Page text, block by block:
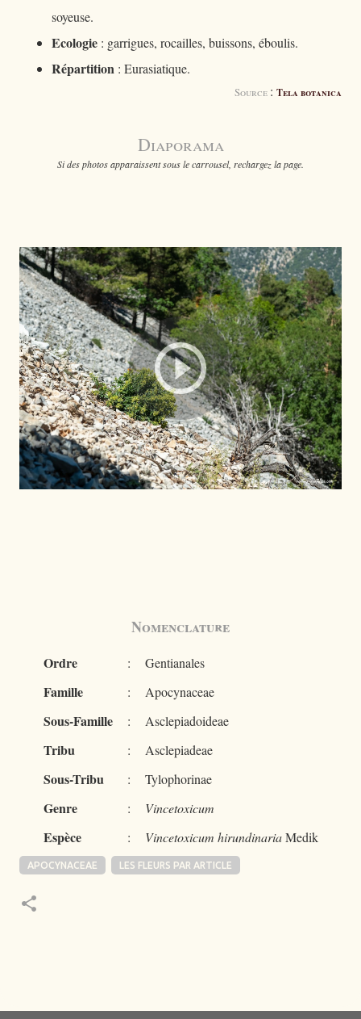
soyeuse.
Ecologie : garrigues, rocailles, buissons, éboulis.
Répartition : Eurasiatique.
Source : Tela botanica
Diaporama
Si des photos apparaissent sous le carrousel, rechargez la page.
Nomenclature
Ordre : Gentianales
Famille : Apocynaceae
Sous-Famille : Asclepiadoideae
Tribu : Asclepiadeae
Sous-Tribu : Tylophorinae
Genre : Vincetoxicum
Espèce : Vincetoxicum hirundinariaMedik
APOCYNACEAE LES FLEURS PAR ARTICLE